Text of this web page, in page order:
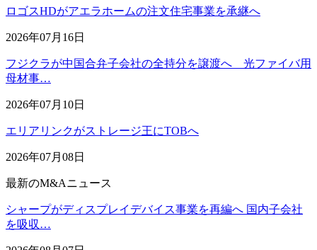
ロゴスHDがアエラホームの注文住宅事業を承継へ
2026年07月16日
フジクラが中国合弁子会社の全持分を譲渡へ 光ファイバ用
母材事…
2026年07月10日
エリアリンクがストレージ王にTOBへ
2026年07月08日
最新のM&Aニュース
シャープがディスプレイデバイス事業を再編へ 国内子会社
を吸収…